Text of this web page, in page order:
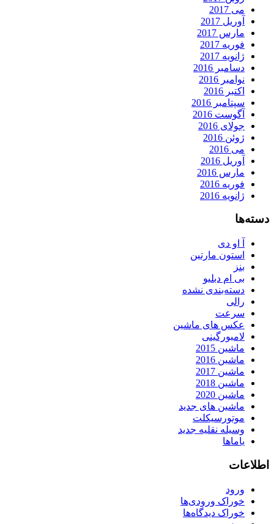
می 2017
آوریل 2017
مارس 2017
فوریه 2017
ژانویه 2017
دسامبر 2016
نوامبر 2016
اکتبر 2016
سپتامبر 2016
آگوست 2016
جولای 2016
ژوئن 2016
می 2016
آوریل 2016
مارس 2016
فوریه 2016
ژانویه 2016
دسته‌ها
آ او دی
استون مارتین
بنز
بی ام دبلیو
دسته‌بندی نشده
رالی
سرعت
عکس های ماشین
لامبورگینی
ماشین 2015
ماشین 2016
ماشین 2017
ماشین 2018
ماشین 2020
ماشین های جدید
موتورسیکلت
وسیله نقلیه جدید
یاماها
اطلاعات
ورود
خوراک ورودی‌ها
خوراک دیدگاه‌ها